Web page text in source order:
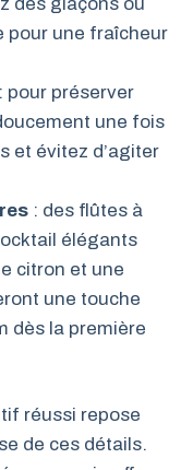
pour une fraîcheur
: pour préserver
une fois
et évitez d’agiter
: des flûtes à
élégants
citron et une
une touche
dès la première
réussi repose
de ces détails.